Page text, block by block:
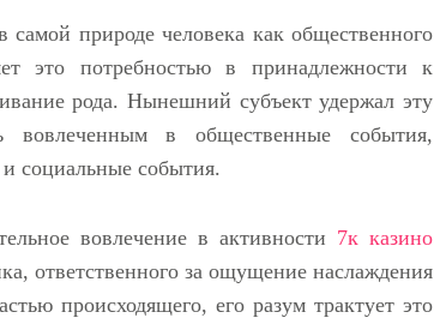
природе человека как общественного
это потребностью в принадлежности к
рода. Нынешний субъект удержал эту
в общественные события,
социальные события.
вовлечение в активности 7к казино
ответственного за ощущение наслаждения
происходящего, его разум трактует это